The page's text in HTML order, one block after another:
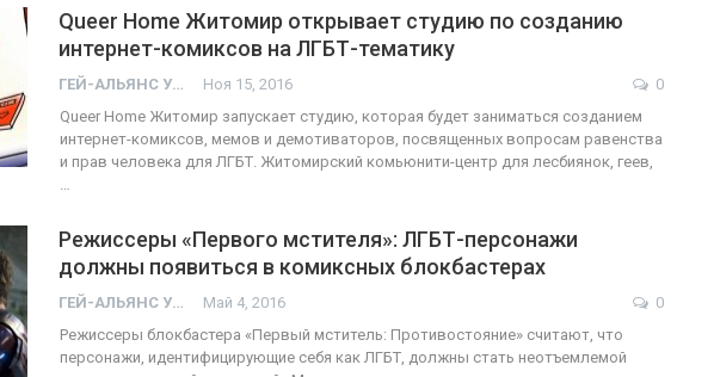
Queer Home Житомир открывает студию по созданию
интернет-комиксов на ЛГБТ-тематику
ГЕЙ-АЛЬЯНС УКРАИНА Ноя 15, 2016
0
Queer Home Житомир запускает студию, которая будет заниматься созданием
интернет-комиксов, мемов и демотиваторов, посвященных вопросам равенства
и прав человека для ЛГБТ. Житомирский комьюнити-центр для лесбиянок, геев,
…
Режиссеры «Первого мстителя»: ЛГБТ-персонажи
должны появиться в комиксных блокбастерах
ГЕЙ-АЛЬЯНС УКРАИНА Май 4, 2016
0
Режиссеры блокбастера «Первый мститель: Противостояние» считают, что
персонажи, идентифицирующие себя как ЛГБТ, должны стать неотъемлемой